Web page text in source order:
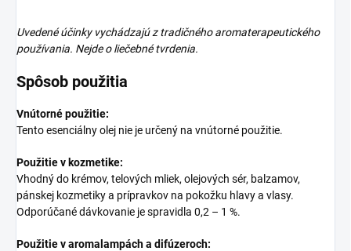
Uvedené účinky vychádzajú z tradičného aromaterapeutického
používania. Nejde o liečebné tvrdenia.
Spôsob použitia
Vnútorné použitie:
Tento esenciálny olej nie je určený na vnútorné použitie.
Použitie v kozmetike:
Vhodný do krémov, telových mliek, olejových sér, balzamov,
pánskej kozmetiky a prípravkov na pokožku hlavy a vlasy.
Odporúčané dávkovanie je spravidla 0,2 – 1 %.
Použitie v aromalampách a difúzeroch: